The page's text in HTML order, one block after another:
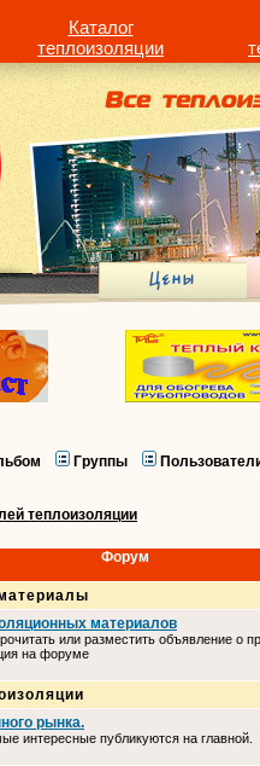
Каталог
теплоизоляции
Группы
теплоизоляции
Форум
материалов
или разместить объявление о
на форуме
рынка.
интересные публикуются на главной.